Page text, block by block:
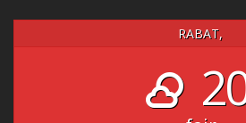
RABAT,